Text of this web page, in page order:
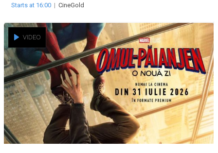
Starts at 16:00 | CineGold
VIDEO